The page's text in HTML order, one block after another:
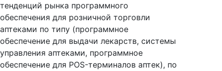
тенденций рынка программного
обеспечения для розничной торговли
аптеками по типу (программное
обеспечение для выдачи лекарств, системы
управления аптеками, программное
обеспечение для POS-терминалов аптек), по